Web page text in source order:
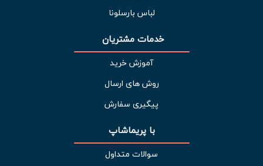
لباس بارسلونا
خدمات مشتریان
آموزش خرید
روش های ارسال
پیگیری سفارش
با پریماشاپ
سوالات متداول